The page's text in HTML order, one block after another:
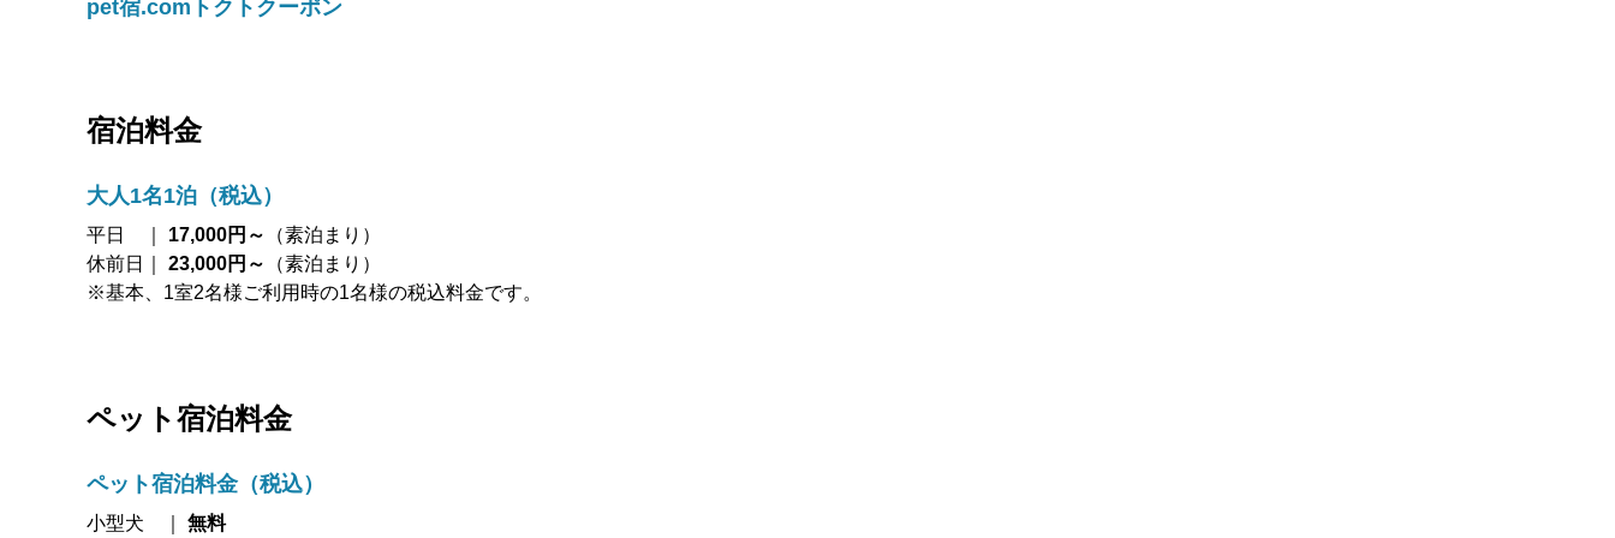
pet宿.comトクトクーポン
宿泊料金
大人1名1泊（税込）
平日 ｜ 17,000円～
（素泊まり）
休前日｜
23,000円～
（素泊まり）
※基本、1室2名様ご利用時の1名様の税込料金です。
ペット宿泊料金
ペット宿泊料金（税込）
小型犬 ｜ 無料